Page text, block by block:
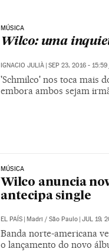
MÚSICA
Wilco: uma
IGNACIO JULIÀ | SEP 23, 2016 - 15:59
'Schmilco' nos toca mais
embora ambos sejam
MÚSICA
Wilco anuncia
antecipa single
EL PAÍS Madri / São Paulo JUL 19,
Banda norte-americana
o lançamento do novo